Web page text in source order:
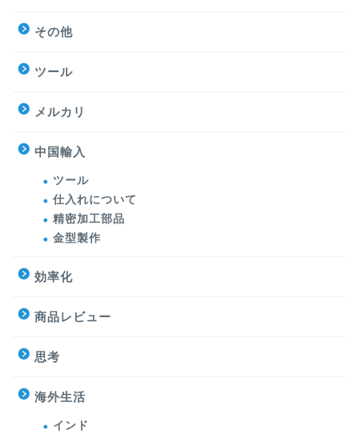
その他
ツール
メルカリ
中国輸入
ツール
仕入れについて
精密加工部品
金型製作
効率化
商品レビュー
思考
海外生活
インド